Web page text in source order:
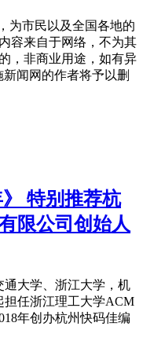
为市民以及全国各地的
容来自于网络，不为其
，非商业用途，如有异
新闻网的作者将予以删
》 特别推荐杭
限公司创始人
通大学、浙江大学，机
担任浙江理工大学ACM
年创办杭州快码佳编